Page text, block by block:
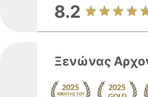
8.2
Ξενώνας